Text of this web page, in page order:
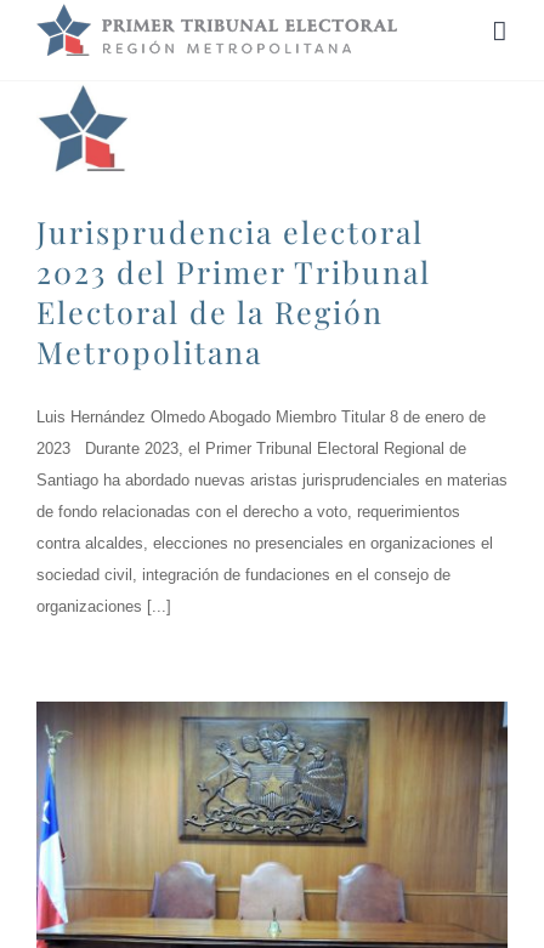
Jurisprudencia electoral
2023 del Primer Tribunal
Electoral de la Región
Metropolitana
Luis Hernández Olmedo Abogado Miembro Titular 8 de enero de
2023 Durante 2023, el Primer Tribunal Electoral Regional de
Santiago ha abordado nuevas aristas jurisprudenciales en materias
de fondo relacionadas con el derecho a voto, requerimientos
contra alcaldes, elecciones no presenciales en organizaciones el
sociedad civil, integración de fundaciones en el consejo de
organizaciones [...]